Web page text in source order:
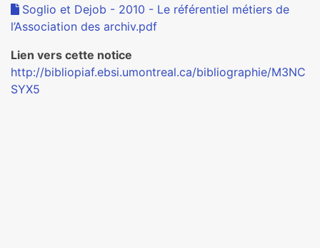
Soglio et Dejob - 2010 - Le référentiel métiers de
l’Association des archiv.pdf
Lien vers cette notice
http://bibliopiaf.ebsi.umontreal.ca/bibliographie/M3NC
SYX5